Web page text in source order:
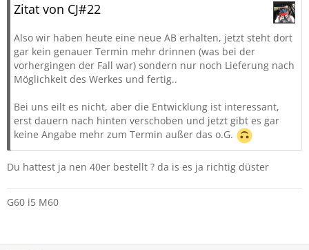
Zitat von CJ#22
Also wir haben heute eine neue AB erhalten, jetzt steht dort
gar kein genauer Termin mehr drinnen (was bei der
vorhergingen der Fall war) sondern nur noch Lieferung nach
Möglichkeit des Werkes und fertig..
Bei uns eilt es nicht, aber die Entwicklung ist interessant,
erst dauern nach hinten verschoben und jetzt gibt es gar
keine Angabe mehr zum Termin außer das o.G.
Du hattest ja nen 40er bestellt ? da is es ja richtig düster
G60 i5 M60